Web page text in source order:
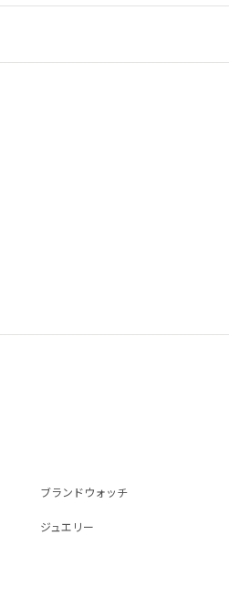
ブランドウォッチ
ジュエリー